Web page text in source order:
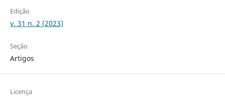
Edição
v. 31 n. 2 (2023)
Seção
Artigos
Licença